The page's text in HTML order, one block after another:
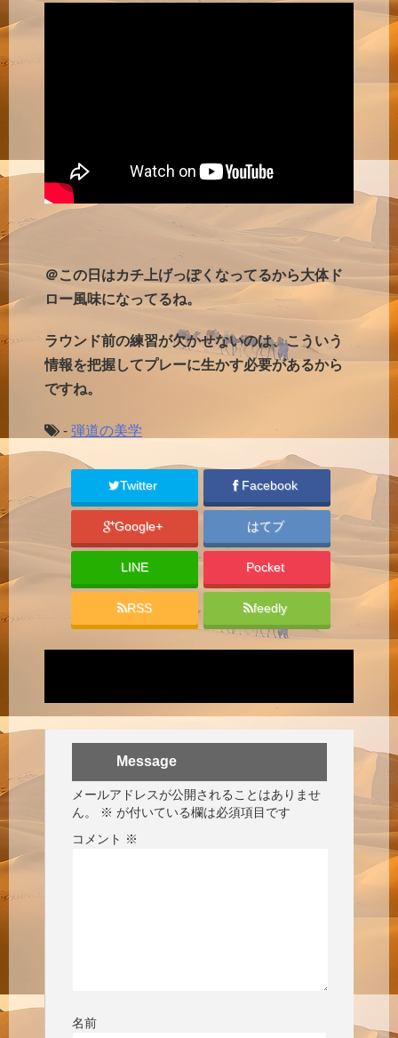
＠この日はカチ上げっぽくなってるから大体ド
ロー風味になってるね。
ラウンド前の練習が欠かせないのは、こういう
情報を把握してプレーに生かす必要があるから
ですね。
- 弾道の美学
Twitter Facebook
Google+ はてブ
LINE Pocket
RSS feedly
Message
メールアドレスが公開されることはありませ
ん。
※ が付いている欄は必須項目です
コメント ※
名前